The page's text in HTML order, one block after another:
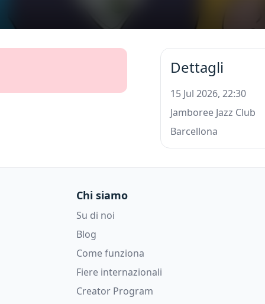
Dettagli
15 Jul 2026, 22:30
Jamboree Jazz Club
Barcellona
Chi siamo
Su di noi
Blog
Come funziona
Fiere internazionali
Creator Program